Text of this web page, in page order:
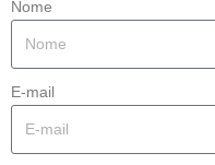
Nome
E-mail